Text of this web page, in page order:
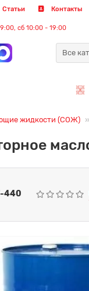
Статьи Контакты
сб 10:00 - 19:00
Все
жидкости (СОЖ)
440